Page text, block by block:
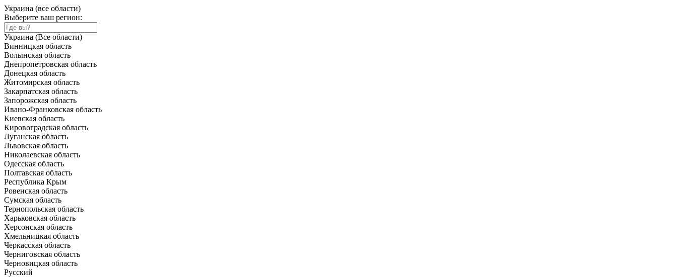
Украина (все области)
Выберите ваш регион:
Украина (Все области)
Винницкая область
Волынская область
Днепропетровская область
Донецкая область
Житомирская область
Закарпатская область
Запорожская область
Ивано-Франковская область
Киевская область
Кировоградская область
Луганская область
Львовская область
Николаевская область
Одесская область
Полтавская область
Республика Крым
Ровенская область
Сумская область
Тернопольская область
Харьковская область
Херсонская область
Хмельницкая область
Черкасская область
Черниговская область
Черновицкая область
Русский